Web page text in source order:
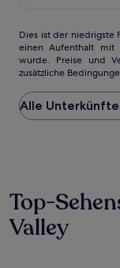
Dies
ist
der
niedrigste
Preis
pro
Nacht,
24 Stunden
für
einen
Aufenthalt
Dies ist der niedrigste
einen Aufenthalt mit
wurde. Preise und
zusätzliche
Alle
Top-
Valley